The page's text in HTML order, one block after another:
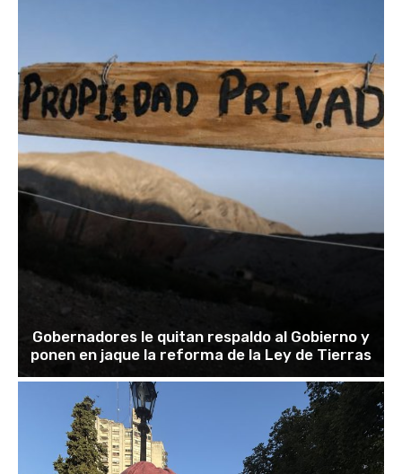
Gobernadores le quitan respaldo al Gobierno y
ponen en jaque la reforma de la Ley de Tierras